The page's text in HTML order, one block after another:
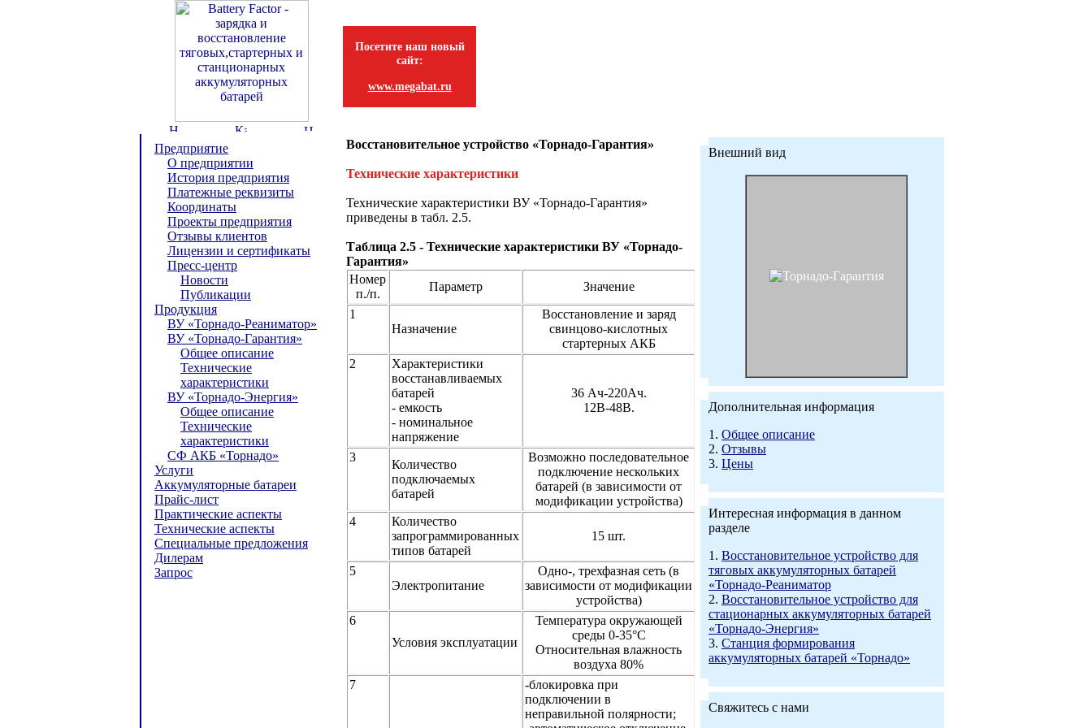
Посетите наш новый
сайт:
www.megabat.ru
Предприятие
О предприятии
История предприятия
Платежные реквизиты
Координаты
Проекты предприятия
Отзывы клиентов
Лицензии и сертификаты
Пресс-центр
Новости
Публикации
Продукция
ВУ «Торнадо-Реаниматор»
ВУ «Торнадо-Гарантия»
Общее описание
Технические
характеристики
ВУ «Торнадо-Энергия»
Общее описание
Технические
характеристики
СФ АКБ «Торнадо»
Услуги
Аккумуляторные батареи
Прайс-лист
Практические аспекты
Технические аспекты
Специальные предложения
Дилерам
Запрос
Восстановительное устройство «Торнадо-Гарантия»
Технические характеристики
Технические характеристики ВУ «Торнадо-Гарантия»
приведены в табл. 2.5.
Таблица 2.5 - Технические характеристики ВУ «Торнадо-
Гарантия»
Номер
п./п.
Параметр
Значение
1
Назначение
Восстановление и заряд
свинцово-кислотных
стартерных АКБ
2
Характеристики
восстанавливаемых
батарей
- емкость
- номинальное
напряжение
36 Ач-220Ач.
12В-48В.
3
Количество
подключаемых
батарей
Возможно последовательное
подключение нескольких
батарей (в зависимости от
модификации устройства)
4
Количество
запрограммированных
типов батарей
15 шт.
5
Электропитание
Одно-, трехфазная сеть (в
зависимости от модификации
устройства)
6
Условия эксплуатации
Температура окружающей
среды 0-35°С
Относительная влажность
воздуха 80%
7
-блокировка при
подключении в
неправильной полярности;
Внешний вид
Дополнительная информация
1. Общее описание
2. Отзывы
3. Цены
Интересная информация в данном
разделе
1. Восстановительное устройство для
тяговых аккумуляторных батарей
«Торнадо-Реаниматор
2. Восстановительное устройство для
стационарных аккумуляторных батарей
«Торнадо-Энергия»
3. Станция формирования
аккумуляторных батарей «Торнадо»
Свяжитесь с нами